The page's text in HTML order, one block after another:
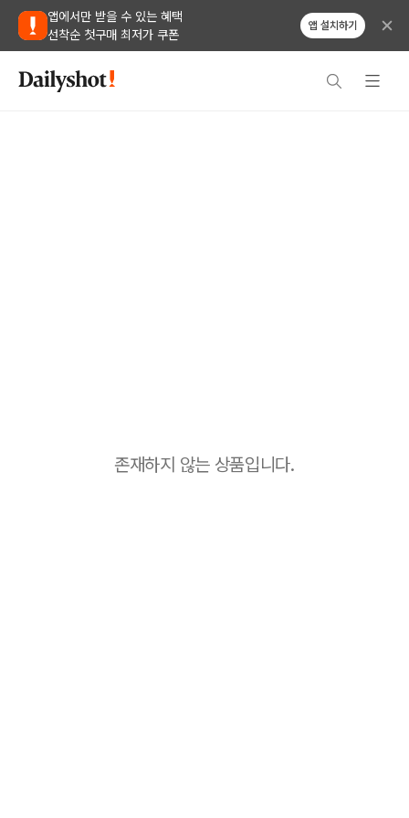
앱에서만 받을 수 있는 혜택
선착순 첫구매 최저가 쿠폰
앱 설치하기
존재하지 않는 상품입니다.